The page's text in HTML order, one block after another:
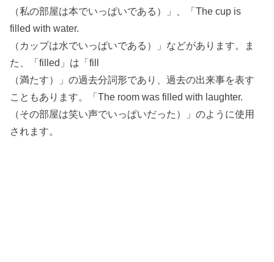
（私の部屋は本でいっぱいである）」、「The cup is
filled with water.
（カップは水でいっぱいである）」などがあります。ま
た、「filled」は「fill
（満たす）」の過去分詞形であり、過去の出来事を表す
こともあります。「The room was filled with laughter.
（その部屋は笑い声でいっぱいだった）」のように使用
されます。